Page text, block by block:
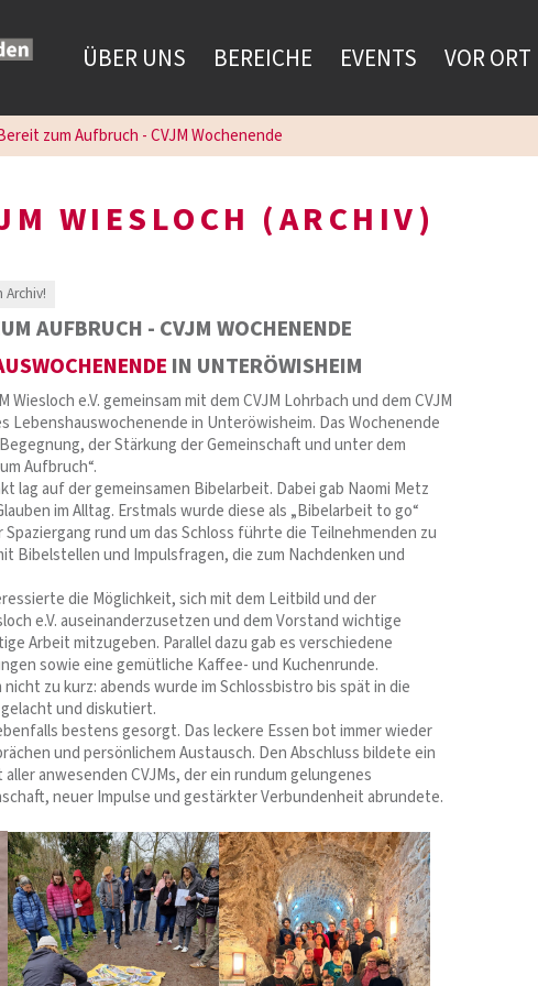
ÜBER UNS BEREICHE EVENTS VOR ORT
zum Aufbruch - CVJM Wochenende
WIESLOCH (ARCHIV)
Archiv!
AUFBRUCH - CVJM WOCHENENDE
IN UNTERÖWISHEIM
e.V. gemeinsam mit dem CVJM Lohrbach und dem CVJM
Lebenshauswochenende in Unteröwisheim. Das Wochenende
der Stärkung der Gemeinschaft und unter dem
Aufbruch“.
lag auf der gemeinsamen Bibelarbeit. Dabei gab Naomi Metz
im Alltag. Erstmals wurde diese als „Bibelarbeit to go“
rund um das Schloss führte die Teilnehmenden zu
Bibelstellen und Impulsfragen, die zum Nachdenken und
die Möglichkeit, sich mit dem Leitbild und der
e.V. auseinanderzusetzen und dem Vorstand wichtige
Arbeit mitzugeben. Parallel dazu gab es verschiedene
sowie eine gemütliche Kaffee- und Kuchenrunde.
nicht zu kurz: abends wurde im Schlossbistro bis spät in die
und diskutiert.
bestens gesorgt. Das leckere Essen bot immer wieder
und persönlichem Austausch. Den Abschluss bildete ein
anwesenden CVJMs, der ein rundum gelungenes
neuer Impulse und gestärkter Verbundenheit abrundete.